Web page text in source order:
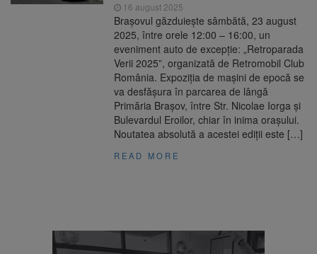
16 august 2025
Brașovul găzduiește sâmbătă, 23 august
2025, între orele 12:00 – 16:00, un
eveniment auto de excepție: „Retroparada
Verii 2025”, organizată de Retromobil Club
România. Expoziția de mașini de epocă se
va desfășura în parcarea de lângă
Primăria Brașov, între Str. Nicolae Iorga și
Bulevardul Eroilor, chiar în inima orașului.
Noutatea absolută a acestei ediții este […]
READ MORE